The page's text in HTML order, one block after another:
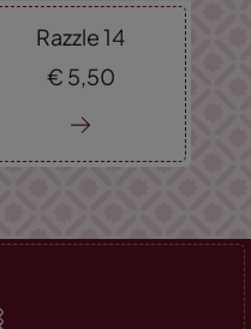
Razzle 14
€ 5,50